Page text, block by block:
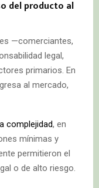
del producto al
—comerciantes,
legal,
primarios. En
al mercado,
complejidad, en
mínimas y
permitieron el
o de alto riesgo.